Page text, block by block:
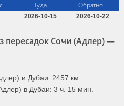
25 сентября, 2, 9, 16,
5, 8, 12, 14, 15, 19, 21, 22,
Туда Обратно
2026-10-15 2026-10-22
пересадок Сочи (Адлер) —
и Дубаи: 2457 км.
в Дубаи: 3 ч. 15 мин.